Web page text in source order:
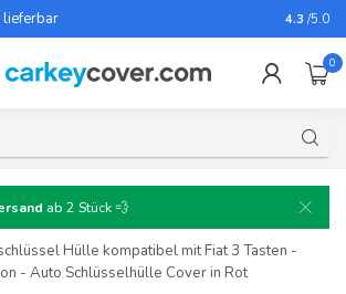
lieferbar Für fast
4.3 /5.0
0
ab 2 Stück 💨
Hülle kompatibel mit Fiat 3 Tasten -
- Auto Schlüsselhülle Cover in Rot